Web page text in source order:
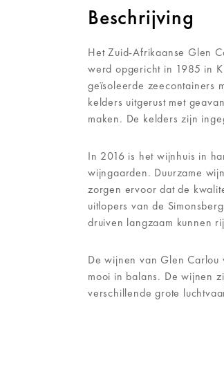
Beschrijving
Het Zuid-Afrikaanse Glen
werd opgericht in 1985 in
geïsoleerde zeecontainers
kelders uitgerust met
maken. De kelders zijn
In 2016 is het wijnhuis in
wijngaarden. Duurzame
zorgen ervoor dat de
uitlopers van de
druiven langzaam kunnen
De wijnen van Glen
mooi in balans. De wijnen
verschillende grote